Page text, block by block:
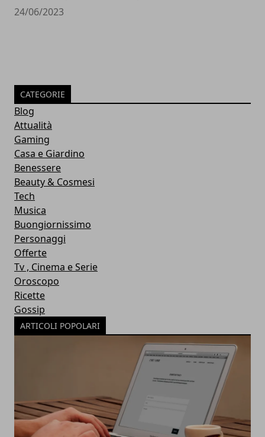
24/06/2023
CATEGORIE
Blog
Attualità
Gaming
Casa e Giardino
Benessere
Beauty & Cosmesi
Tech
Musica
Buongiornissimo
Personaggi
Offerte
Tv , Cinema e Serie
Oroscopo
Ricette
Gossip
ARTICOLI POPOLARI